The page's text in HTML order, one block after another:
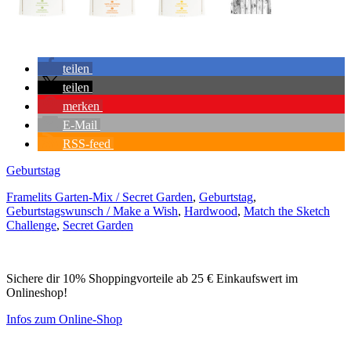
teilen
teilen
merken
E-Mail
RSS-feed
Geburtstag
Framelits Garten-Mix / Secret Garden, Geburtstag,
Geburtstagswunsch / Make a Wish, Hardwood, Match the Sketch
Challenge, Secret Garden
Sichere dir 10% Shoppingvorteile ab 25 € Einkaufswert im
Onlineshop!
Infos zum Online-Shop